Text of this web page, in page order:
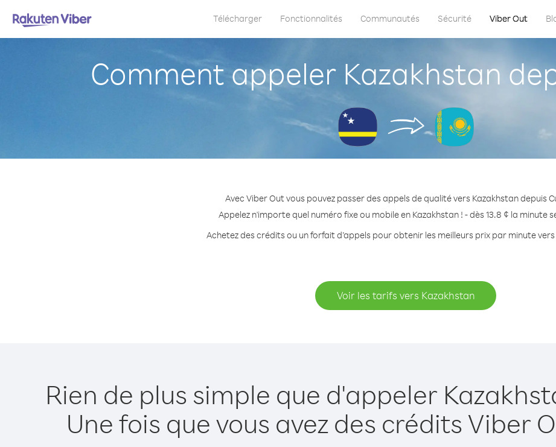
Télécharger Fonctionnalités Communautés Sécurité Viber Out
Comment appeler Kazakhstan
Avec Viber Out vous pouvez passer des appels de qualité vers Kazakhstan depuis
Appelez n'importe quel numéro fixe ou mobile en Kazakhstan ! - dès 13.8 ¢ la minute
Achetez des crédits ou un forfait d’appels pour obtenir les meilleurs prix par minute
Voir les tarifs vers Kazakhstan
Rien de plus simple que d'appeler
Une fois que vous avez des crédits Viber